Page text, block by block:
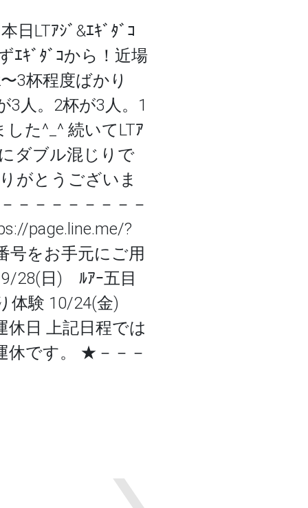
LTｱｼﾞ&ｴｷﾞﾀﾞｺ
ｴｷﾞﾀﾞｺから！近場
3杯程度ばかり
3人。2杯が3人。1
た^⁠_⁠^ 続いてLTｱ
ダブル混じりで
がとうございま
－－－－－－－－
page.line.me/?
号をお手元にご用
28(日) ﾙｱｰ五目
体験 10/24(金)
日 上記日程では
休です。 ★－－－